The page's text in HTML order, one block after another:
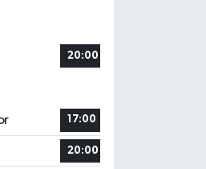
20:00
17:00
20:00